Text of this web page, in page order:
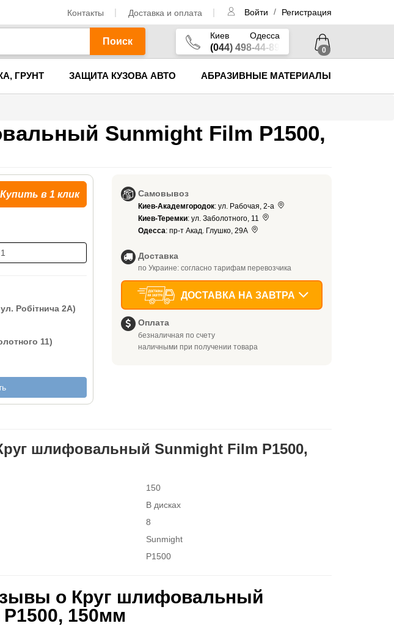
Контакты Доставка и оплата Войти / Регистрация
Поиск
Киев Одесса
(044) 498-44-89 0
ГРУНТ ЗАЩИТА КУЗОВА АВТО АБРАЗИВНЫЕ МАТЕРИАЛЫ
Sunmight Film P1500,
Купить в 1 клик
Робітнича 2А)
11)
Самовывоз
Киев-Академгородок: ул. Рабочая, 2-а
Киев-Теремки: ул. Заболотного, 11
Одесса: пр-т Акад. Глушко, 29А
Доставка
по Украине: согласно тарифам перевозчика
ДОСТАВКА НА ЗАВТРА
Оплата
безналичная по счету
наличными при получении товара
шлифовальный Sunmight Film P1500,
150
В дисках
8
Sunmight
P1500
о Круг шлифовальный
150мм